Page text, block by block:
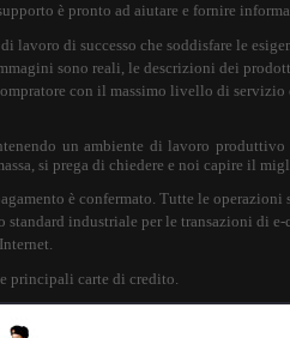
è pronto ad aiutare e fornire
lavoro di successo che soddisfare le
sono reali, le descrizioni dei
con il massimo livello di
un ambiente di lavoro
si prega di chiedere e noi capire il
è confermato. Tutte le
industriale per le transazioni di
principali carte di credito.